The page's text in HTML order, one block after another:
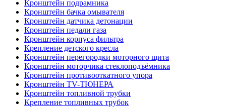
Кронштейн подрамника
Кронштейн бачка омывателя
Кронштейн датчика детонации
Кронштейн педали газа
Кронштейн корпуса фильтра
Крепление детского кресла
Кронштейн перегородки моторного щита
Кронштейн моторчика стеклоподъёмника
Кронштейн противооткатного упора
Кронштейн TV-ТЮНЕРА
Кронштейн топливной трубки
Крепление топливных трубок